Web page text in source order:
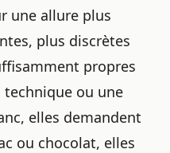
une allure plus
plus discrètes
propres
technique ou une
elles demandent
ou chocolat, elles